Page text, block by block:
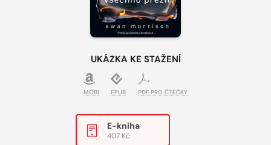
UKÁZKA KE STAŽENÍ
MOBI EPUB PDF PRO ČTEČKY
E-kniha
407 Kč